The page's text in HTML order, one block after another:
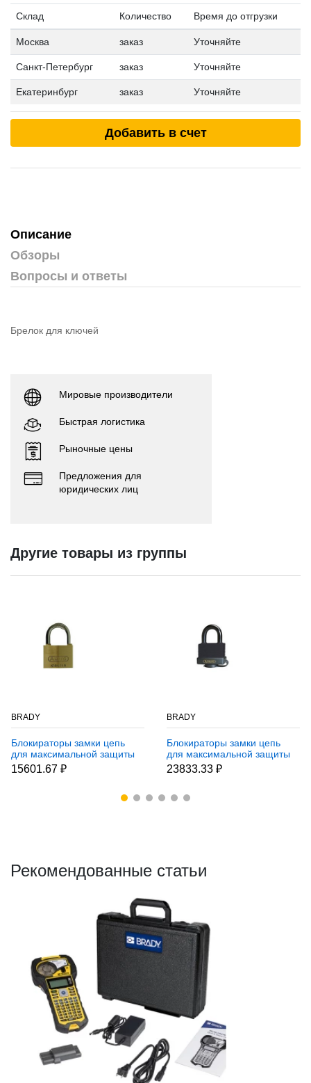
Склад Количество Время до отгрузки
Москва заказ Уточняйте
Санкт-Петербург заказ Уточняйте
Екатеринбург заказ Уточняйте
Добавить в счет
Описание
Обзоры
Вопросы и ответы
Брелок для ключей
Мировые производители
Быстрая логистика
Рыночные цены
Предложения для
юридических лиц
Другие товары из группы
BRADY
Блокираторы замки цепь
для максимальной защиты
Brady стальная цепь
защищена тканевым
15601.67 ₽
BRADY
Блокираторы замки цепь
для максимальной защиты
Brady стальная цепь
защищена тканевым
23833.33 ₽
Рекомендованные статьи